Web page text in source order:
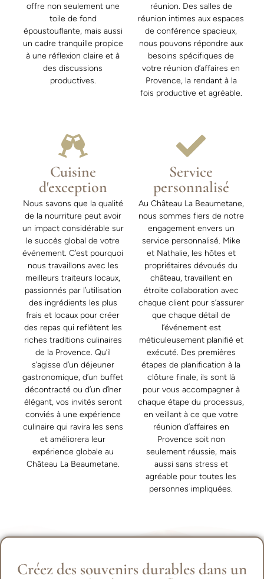
offre non seulement une
toile de fond
époustouflante, mais aussi
un cadre tranquille propice
à une réflexion claire et à
des discussions
productives.
réunion. Des salles de
réunion intimes aux espaces
de conférence spacieux,
nous pouvons répondre aux
besoins spécifiques de
votre réunion d’affaires en
Provence, la rendant à la
fois productive et agréable.
Cuisine
d'exception
Nous savons que la qualité
de la nourriture peut avoir
un impact considérable sur
le succès global de votre
événement. C’est pourquoi
nous travaillons avec les
meilleurs traiteurs locaux,
passionnés par l’utilisation
des ingrédients les plus
frais et locaux pour créer
des repas qui reflètent les
riches traditions culinaires
de la Provence. Qu’il
s’agisse d’un déjeuner
gastronomique, d’un buffet
décontracté ou d’un dîner
élégant, vos invités seront
conviés à une expérience
culinaire qui ravira les sens
et améliorera leur
expérience globale au
Château La Beaumetane.
Service
personnalisé
Au Château La Beaumetane,
nous sommes fiers de notre
engagement envers un
service personnalisé. Mike
et Nathalie, les hôtes et
propriétaires dévoués du
château, travaillent en
étroite collaboration avec
chaque client pour s’assurer
que chaque détail de
l’événement est
méticuleusement planifié et
exécuté. Des premières
étapes de planification à la
clôture finale, ils sont là
pour vous accompagner à
chaque étape du processus,
en veillant à ce que votre
réunion d’affaires en
Provence soit non
seulement réussie, mais
aussi sans stress et
agréable pour toutes les
personnes impliquées.
Créez des souvenirs durables dans un